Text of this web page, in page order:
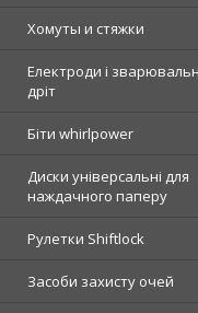
Хомуты и стяжки
Електроди і
дріт
Біти whirlpower
Диски універсальні для
наждачного паперу
Рулетки Shiftlock
Засоби захисту очей